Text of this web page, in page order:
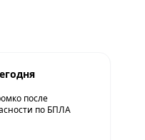
после
по БПЛА